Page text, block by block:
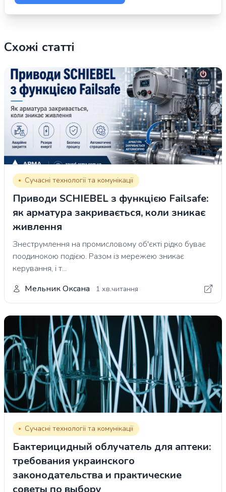
Схожі статті
Сучасні технології та комунікації
Приводи SCHIEBEL з функцією Failsafe:
як арматура закривається, коли зникає
живлення
Знеструмлення на промисловому об'єкті рідко буває
поодинокою подією. Разом із мережею зникає
керування, і т...
Мельник Оксана
1 хв.читання
Сучасні технології та комунікації
Бактерицидный облучатель для аптеки:
требования украинского
законодательства и практические
советы по выбору